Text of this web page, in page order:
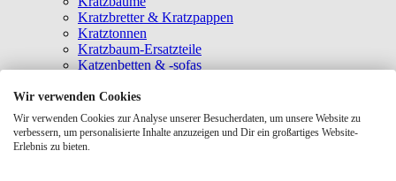
Kratzbretter & Kratzpappen
Kratztonnen
Kratzbaum-Ersatzteile
Katzenbetten & -sofas
Katzenhäuser
Hängematten & Fensterliegeplätze
Katzendecken & -matten
Baldrian- & Catnipspielzeug
Wir verwenden Cookies
Wir verwenden Cookies zur Analyse unserer Besucherdaten, um unsere Website zu
verbessern, um personalisierte Inhalte anzuzeigen und Dir ein großartiges Website-
Erlebnis zu bieten.